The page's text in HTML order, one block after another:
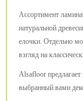
Ассортимент
натуральной
елочки. Отдельно
взгляд на
Alsafloor
выбранный вами